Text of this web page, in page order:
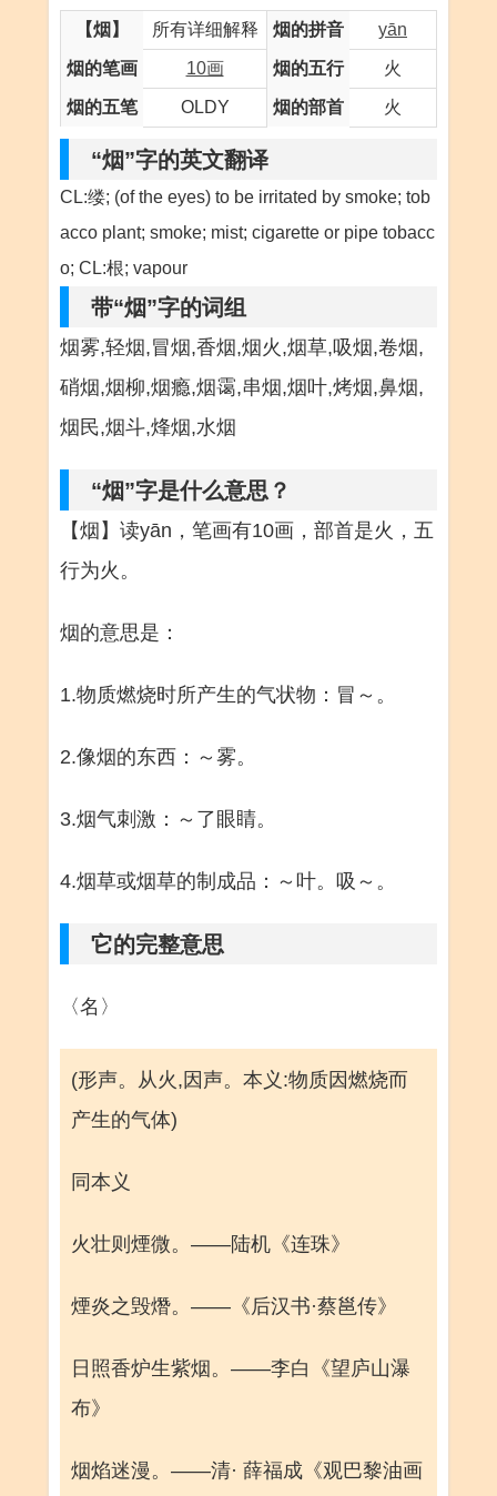
【烟】 所有详细解释 烟的拼音 yān
烟的笔画 10画 烟的五行 火
烟的五笔 OLDY 烟的部首 火
“烟”字的英文翻译
CL:缕; (of the eyes) to be irritated by smoke; tob
acco plant; smoke; mist; cigarette or pipe tobacc
o; CL:根; vapour
带“烟”字的词组
烟雾,轻烟,冒烟,香烟,烟火,烟草,吸烟,卷烟,
硝烟,烟柳,烟瘾,烟霭,串烟,烟叶,烤烟,鼻烟,
烟民,烟斗,烽烟,水烟
“烟”字是什么意思？
【烟】读yān，笔画有10画，部首是火，五
行为火。
烟的意思是：
1.物质燃烧时所产生的气状物：冒～。
2.像烟的东西：～雾。
3.烟气刺激：～了眼睛。
4.烟草或烟草的制成品：～叶。吸～。
它的完整意思
〈名〉
(形声。从火,因声。本义:物质因燃烧而
产生的气体)
同本义
火壮则煙微。——陆机《连珠》
煙炎之毁熸。——《后汉书·蔡邕传》
日照香炉生紫烟。——李白《望庐山瀑
布》
烟焰迷漫。——清· 薛福成《观巴黎油画